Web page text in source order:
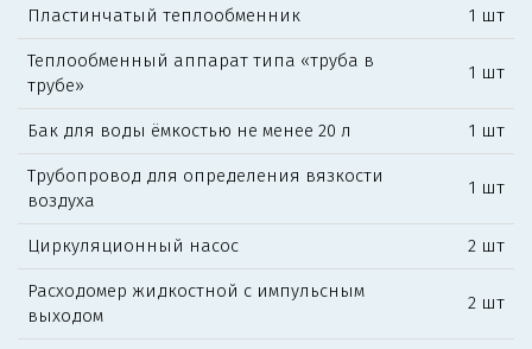
Пластинчатый теплообменник 1 шт
Теплообменный аппарат типа «труба в
трубе»
1 шт
Бак для воды ёмкостью не менее 20 л 1 шт
Трубопровод для определения вязкости
воздуха
1 шт
Циркуляционный насос 2 шт
Расходомер жидкостной с импульсным
выходом
2 шт